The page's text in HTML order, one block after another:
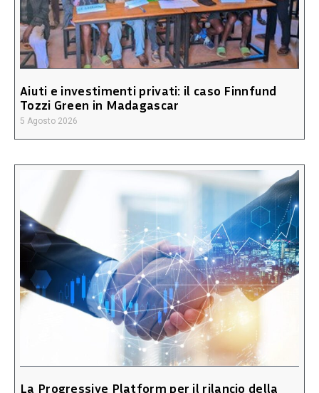
Aiuti e investimenti privati: il caso Finnfund
Tozzi Green in Madagascar
5 Agosto 2026
La Progressive Platform per il rilancio della